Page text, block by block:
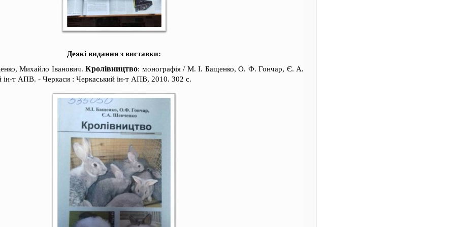
Деякі видання з виставки:
Михайло Іванович. Кролівництво: монографія / М. І. Бащенко, О. Ф. Гончар, Є. А.
ін-т АПВ. - Черкаси : Черкаський ін-т АПВ, 2010. 302 с.